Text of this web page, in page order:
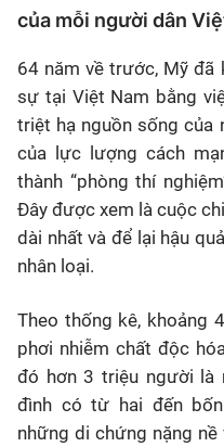
của mỗi người dân
64 năm về trước, Mỹ đã
sự tại Việt Nam bằng
triệt hạ nguồn sống của
của lực lượng cách
thành “phòng thí
Đây được xem là cuộc
dài nhất và để lại hậu
nhân loại.
Theo thống kê, khoảng
phơi nhiễm chất độc
đó hơn 3 triệu người là
đình có từ hai đến
những di chứng nặng